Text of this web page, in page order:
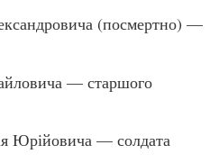
(посмертно) —
— старшого
— солдата